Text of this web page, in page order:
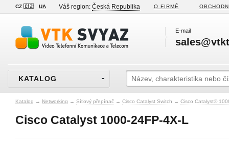
CZ 🇨🇿 UA Váš region: Česká Republika O FIRMĚ
E-mail
KATALOG
Katalog → Networking → Síťový přepínač → Cisco Catalyst Switch → Cisco Catalyst®
Cisco Catalyst 1000-24FP-4X-L